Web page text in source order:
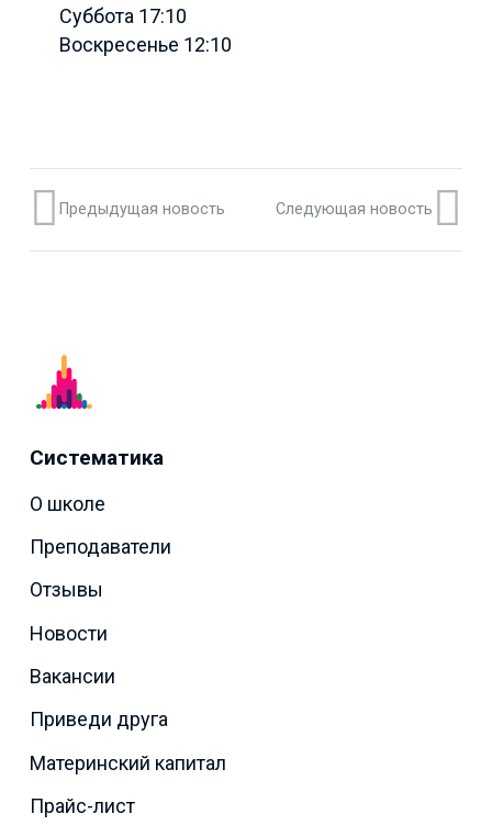
Суббота 17:10
Воскресенье 12:10
Предыдущая новость Следующая новость
Систематика
О школе
Преподаватели
Отзывы
Новости
Вакансии
Приведи друга
Материнский капитал
Прайс-лист